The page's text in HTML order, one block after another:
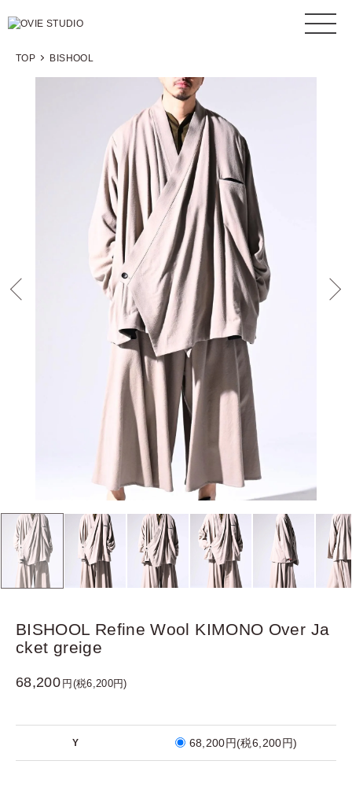
TOP BISHOOL
BISHOOL Refine Wool KIMONO Over Ja
cket greige
68,200 円(税6,200円)
Y 68,200円(税6,200円)